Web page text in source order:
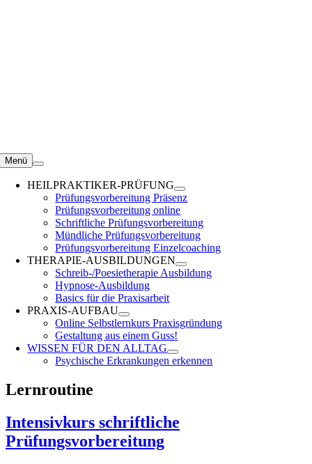
Menü
HEILPRAKTIKER-PRÜFUNG
Prüfungsvorbereitung Präsenz
Prüfungsvorbereitung online
Schriftliche Prüfungsvorbereitung
Mündliche Prüfungsvorbereitung
Prüfungsvorbereitung Einzelcoaching
THERAPIE-AUSBILDUNGEN
Schreib-/Poesietherapie Ausbildung
Hypnose-Ausbildung
Basics für die Praxisarbeit
PRAXIS-AUFBAU
Online Selbstlernkurs Praxisgründung
Gestaltung aus einem Guss!
WISSEN FÜR DEN ALLTAG
Psychische Erkrankungen erkennen
Lernroutine
Intensivkurs schriftliche
Prüfungsvorbereitung